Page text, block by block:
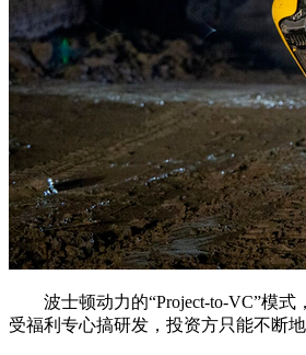
波士顿动力的“Project-to-VC”模式
受福利专心搞研发，投资方只能不断地